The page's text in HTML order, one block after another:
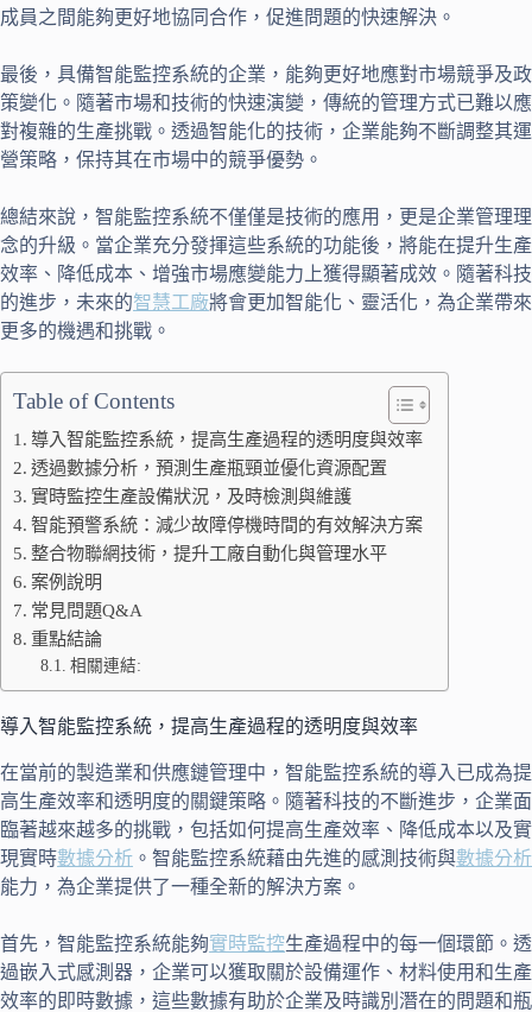
成員之間能夠更好地協同合作，促進問題的快速解決。
最後，具備智能監控系統的企業，能夠更好地應對市場競爭及政
策變化。隨著市場和技術的快速演變，傳統的管理方式已難以應
對複雜的生產挑戰。透過智能化的技術，企業能夠不斷調整其運
營策略，保持其在市場中的競爭優勢。
總結來說，智能監控系統不僅僅是技術的應用，更是企業管理理
念的升級。當企業充分發揮這些系統的功能後，將能在提升生產
效率、降低成本、增強市場應變能力上獲得顯著成效。隨著科技
的進步，未來的智慧工廠將會更加智能化、靈活化，為企業帶來
更多的機遇和挑戰。
Table of Contents
導入智能監控系統，提高生產過程的透明度與效率
透過數據分析，預測生產瓶頸並優化資源配置
實時監控生產設備狀況，及時檢測與維護
智能預警系統：減少故障停機時間的有效解決方案
整合物聯網技術，提升工廠自動化與管理水平
案例說明
常見問題Q&A
重點結論
相關連結:
導入智能監控系統，提高生產過程的透明度與效率
在當前的製造業和供應鏈管理中，智能監控系統的導入已成為提
高生產效率和透明度的關鍵策略。隨著科技的不斷進步，企業面
臨著越來越多的挑戰，包括如何提高生產效率、降低成本以及實
現實時數據分析 。智能監控系統藉由先進的感測技術與數據分析
能力，為企業提供了一種全新的解決方案。
首先，智能監控系統能夠實時監控生產過程中的每一個環節。透
過嵌入式感測器，企業可以獲取關於設備運作、材料使用和生產
效率的即時數據，這些數據有助於企業及時識別潛在的問題和瓶